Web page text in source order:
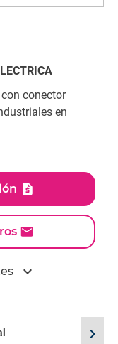
conector
en
expand_more
chevron_right